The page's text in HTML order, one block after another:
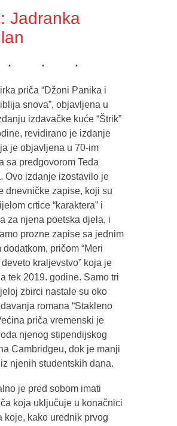
: Jadranka
priča “Džoni Panika i
snova”, objavljena u
izdavačke kuće “Štrik”
revidirano je izdanje
je objavljena u 70-im
sa predgovorom Teda
Ovo izdanje izostavilo je
dnevničke zapise, koji su
crtice “karaktera” i
za njena poetska djela, i
prozne zapise sa jednim
dodatkom, pričom “Meri
kraljevstvo” koja je
tek 2019. godine. Samo tri
zbirci nastale su oko
romana “Stakleno
priča vremenski je
njenog stipendijskog
Cambridgeu, dok je manji
njenih studentskih dana.
je pred sobom imati
koja uključuje u konačnici
koje, kako urednik prvog